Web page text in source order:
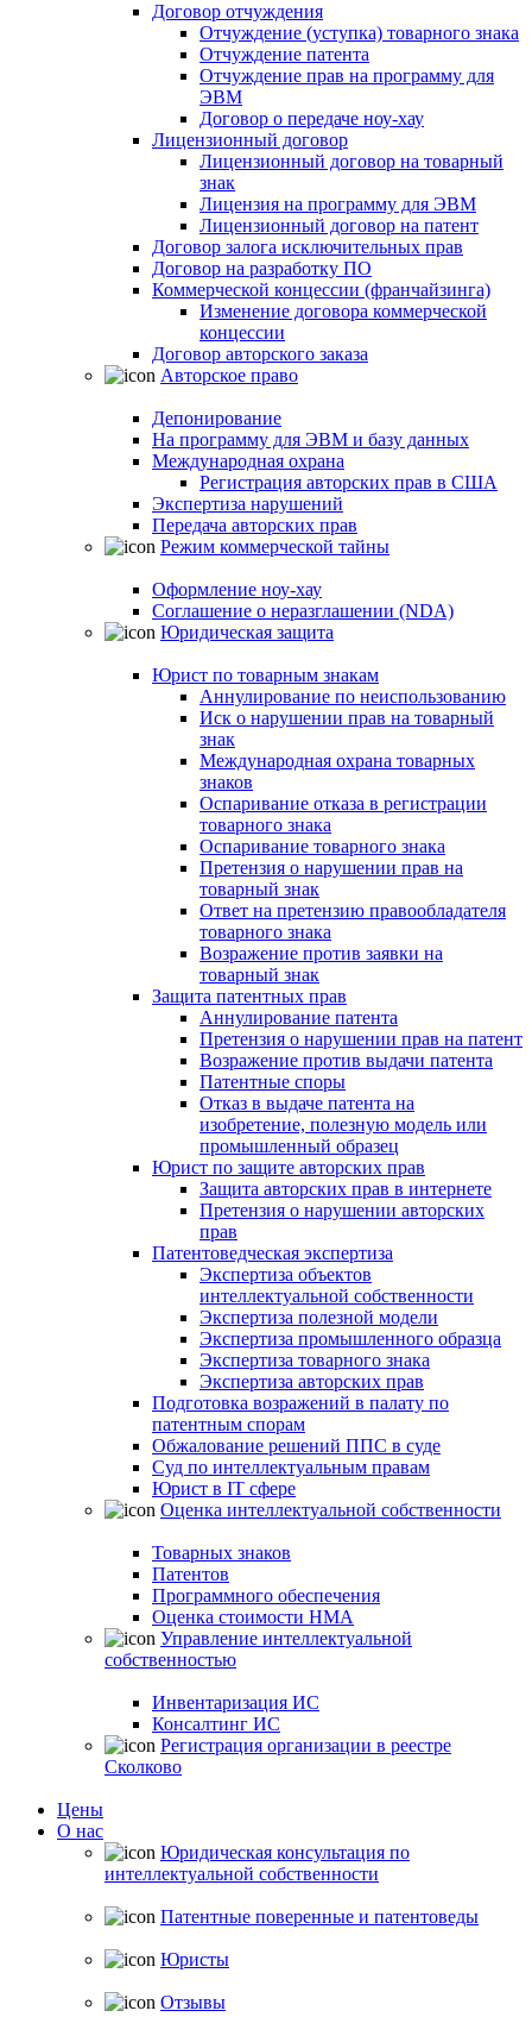
Договор отчуждения
Отчуждение (уступка) товарного знака
Отчуждение патента
Отчуждение прав на программу для
ЭВМ
Договор о передаче ноу-хау
Лицензионный договор
Лицензионный договор на товарный
знак
Лицензия на программу для ЭВМ
Лицензионный договор на патент
Договор залога исключительных прав
Договор на разработку ПО
Коммерческой концессии (франчайзинга)
Изменение договора коммерческой
концессии
Договор авторского заказа
Авторское право
Депонирование
На программу для ЭВМ и базу данных
Международная охрана
Регистрация авторских прав в США
Экспертиза нарушений
Передача авторских прав
Режим коммерческой тайны
Оформление ноу-хау
Соглашение о неразглашении (NDA)
Юридическая защита
Юрист по товарным знакам
Аннулирование по неиспользованию
Иск о нарушении прав на товарный
знак
Международная охрана товарных
знаков
Оспаривание отказа в регистрации
товарного знака
Оспаривание товарного знака
Претензия о нарушении прав на
товарный знак
Ответ на претензию правообладателя
товарного знака
Возражение против заявки на
товарный знак
Защита патентных прав
Аннулирование патента
Претензия о нарушении прав на патент
Возражение против выдачи патента
Патентные споры
Отказ в выдаче патента на
изобретение, полезную модель или
промышленный образец
Юрист по защите авторских прав
Защита авторских прав в интернете
Претензия о нарушении авторских
прав
Патентоведческая экспертиза
Экспертиза объектов
интеллектуальной собственности
Экспертиза полезной модели
Экспертиза промышленного образца
Экспертиза товарного знака
Экспертиза авторских прав
Подготовка возражений в палату по
патентным спорам
Обжалование решений ППС в суде
Суд по интеллектуальным правам
Юрист в IT сфере
Оценка интеллектуальной собственности
Товарных знаков
Патентов
Программного обеспечения
Оценка стоимости НМА
Управление интеллектуальной
собственностью
Инвентаризация ИС
Консалтинг ИС
Регистрация организации в реестре
Сколково
Цены
О нас
Юридическая консультация по
интеллектуальной собственности
Патентные поверенные и патентоведы
Юристы
Отзывы